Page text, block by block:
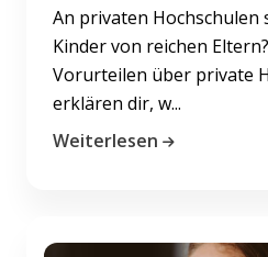
An privaten
Kinder von reichen
Vorurteilen über private
erklären dir, w...
Weiterlesen